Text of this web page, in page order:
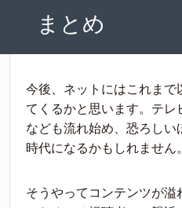
まとめ
今後、ネットにはこれまで
てくるかと思います。テレ
なども流れ始め、恐ろしい
時代になるかもしれません。
そうやってコンテンツが溢